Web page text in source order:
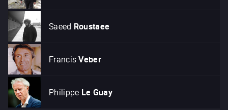
Saeed Roustaee
Francis Veber
Philippe Le Guay